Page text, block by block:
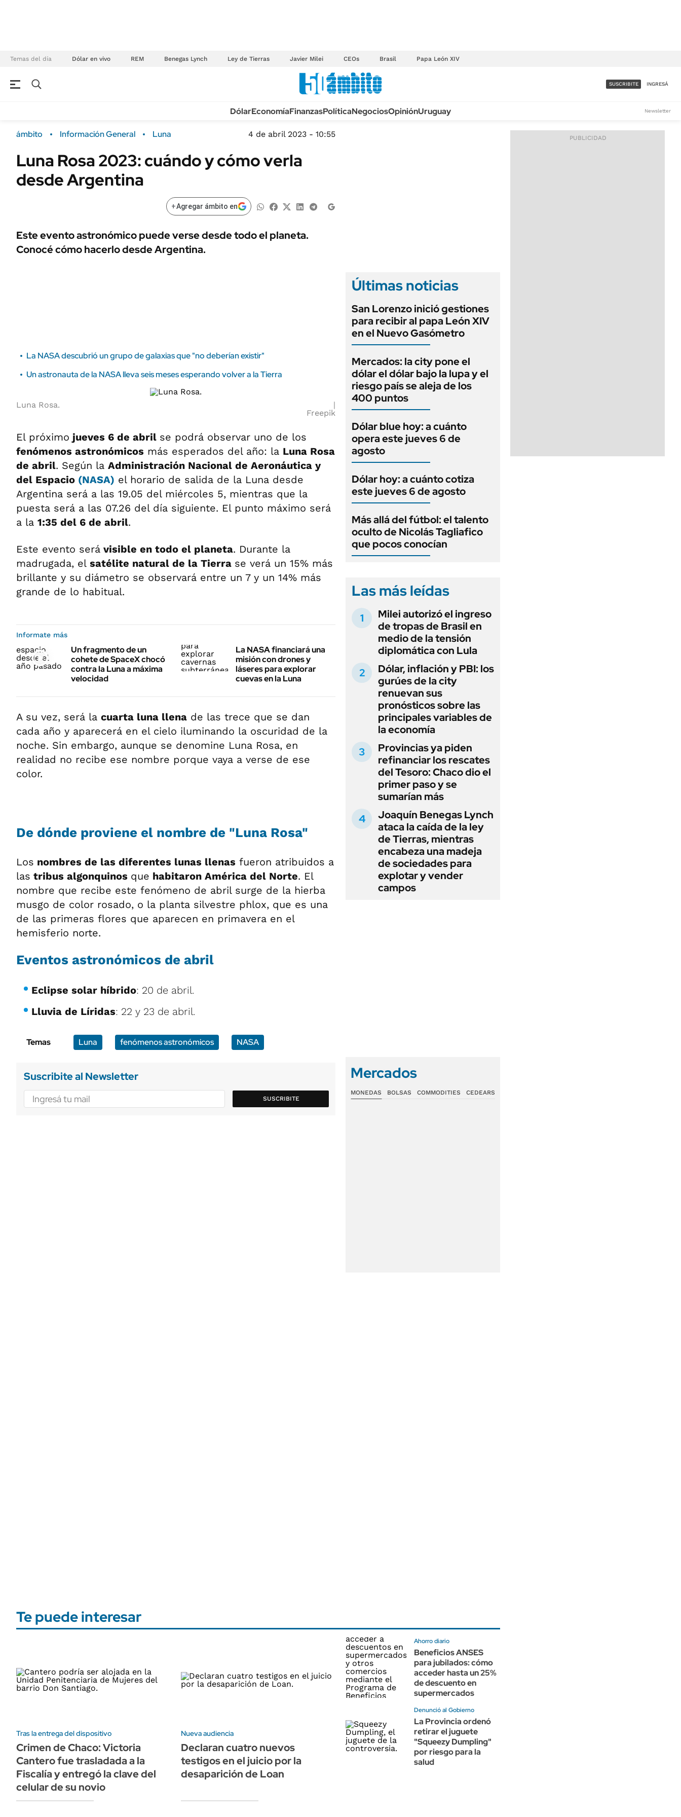
Temas del día Dólar en vivo REM Benegas Lynch Ley de Tierras Javier Milei CEOs Brasil Papa León XIV
Campo
FINANZAS
ÁMBITO DEBATE
MEDIAKIT AMBITO DEBATE
Sustentabilidad
POLÍTICA
Municipios
TECNOLOGÍA
MÉXICO
MUNDO
LIFESTYLE
ACCESO FULL - $1.800/MES
SUSCRIBITE INGRESÁ
DólarEconomíaFinanzasPolíticaNegociosOpiniónUruguay Newsletter
ámbito Información General Luna 4 de abril 2023 - 10:55
Luna Rosa 2023: cuándo y cómo verla
desde Argentina
+Agregar ámbito en
Este evento astronómico puede verse desde todo el planeta.
Conocé cómo hacerlo desde Argentina.
La NASA descubrió un grupo de galaxias que "no deberían existir"
Un astronauta de la NASA lleva seis meses esperando volver a la Tierra
Luna Rosa.
Freepik
El próximo jueves 6 de abril se podrá observar uno de los
fenómenos astronómicos más esperados del año: la Luna Rosa
de abril. Según la Administración Nacional de Aeronáutica y
del Espacio (NASA) el horario de salida de la Luna desde
Argentina será a las 19.05 del miércoles 5, mientras que la
puesta será a las 07.26 del día siguiente. El punto máximo será
a la 1:35 del 6 de abril.
Este evento será visible en todo el planeta. Durante la
madrugada, el satélite natural de la Tierra se verá un 15% más
brillante y su diámetro se observará entre un 7 y un 14% más
grande de lo habitual.
Informate más
Un fragmento de un
cohete de SpaceX chocó
contra la Luna a máxima
velocidad
La NASA financiará una
misión con drones y
láseres para explorar
cuevas en la Luna
A su vez, será la cuarta luna llena de las trece que se dan
cada año y aparecerá en el cielo iluminando la oscuridad de la
noche. Sin embargo, aunque se denomine Luna Rosa, en
realidad no recibe ese nombre porque vaya a verse de ese
color.
De dónde proviene el nombre de "Luna Rosa"
Los nombres de las diferentes lunas llenas fueron atribuidos a
las tribus algonquinos que habitaron América del Norte. El
nombre que recibe este fenómeno de abril surge de la hierba
musgo de color rosado, o la planta silvestre phlox, que es una
de las primeras flores que aparecen en primavera en el
hemisferio norte.
Eventos astronómicos de abril
Eclipse solar híbrido: 20 de abril.
Lluvia de Líridas: 22 y 23 de abril.
Temas Luna fenómenos astronómicos NASA
Suscribite al Newsletter
SUSCRIBITE
Últimas noticias
San Lorenzo inició gestiones
para recibir al papa León XIV
en el Nuevo Gasómetro
Mercados: la city pone el
dólar el dólar bajo la lupa y el
riesgo país se aleja de los
400 puntos
Dólar blue hoy: a cuánto
opera este jueves 6 de
agosto
Dólar hoy: a cuánto cotiza
este jueves 6 de agosto
Más allá del fútbol: el talento
oculto de Nicolás Tagliafico
que pocos conocían
Las más leídas
Milei autorizó el ingreso
de tropas de Brasil en
medio de la tensión
diplomática con Lula
Dólar, inflación y PBI: los
gurúes de la city
renuevan sus
pronósticos sobre las
principales variables de
la economía
Provincias ya piden
refinanciar los rescates
del Tesoro: Chaco dio el
primer paso y se
sumarían más
Joaquín Benegas Lynch
ataca la caída de la ley
de Tierras, mientras
encabeza una madeja
de sociedades para
explotar y vender
campos
Mercados
MONEDAS BOLSAS COMMODITIES CEDEARS
Te puede interesar
Tras la entrega del dispositivo
Crimen de Chaco: Victoria
Cantero fue trasladada a la
Fiscalía y entregó la clave del
celular de su novio
Nueva audiencia
Declaran cuatro nuevos
testigos en el juicio por la
desaparición de Loan
Ahorro diario
Beneficios ANSES
para jubilados: cómo
acceder hasta un 25%
de descuento en
supermercados
Denunció al Gobierno
La Provincia ordenó
retirar el juguete
"Squeezy Dumpling"
por riesgo para la
salud